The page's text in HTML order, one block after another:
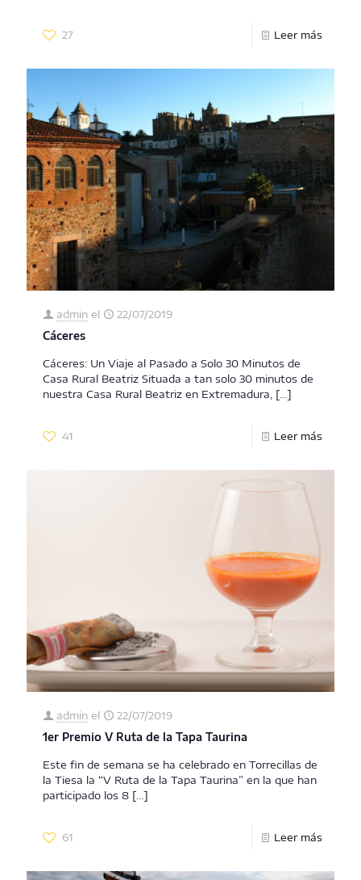
27 Leer más
admin el
22/07/2019
Cáceres
Cáceres: Un Viaje al Pasado a Solo 30 Minutos de
Casa Rural Beatriz Situada a tan solo 30 minutos de
nuestra Casa Rural Beatriz en Extremadura, […]
41 Leer más
admin el
22/07/2019
1er Premio V Ruta de la Tapa Taurina
Este fin de semana se ha celebrado en Torrecillas de
la Tiesa la “V Ruta de la Tapa Taurina” en la que han
participado los 8 […]
61 Leer más